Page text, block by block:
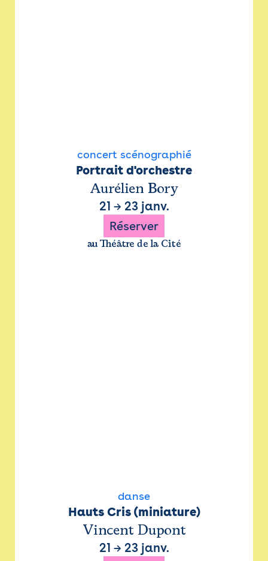
concert scénographié
Portrait d'orchestre
Aurélien Bory
21 → 23 janv.
Réserver
au Théâtre de la Cité
danse
Hauts Cris (miniature)
Vincent Dupont
21 → 23 janv.